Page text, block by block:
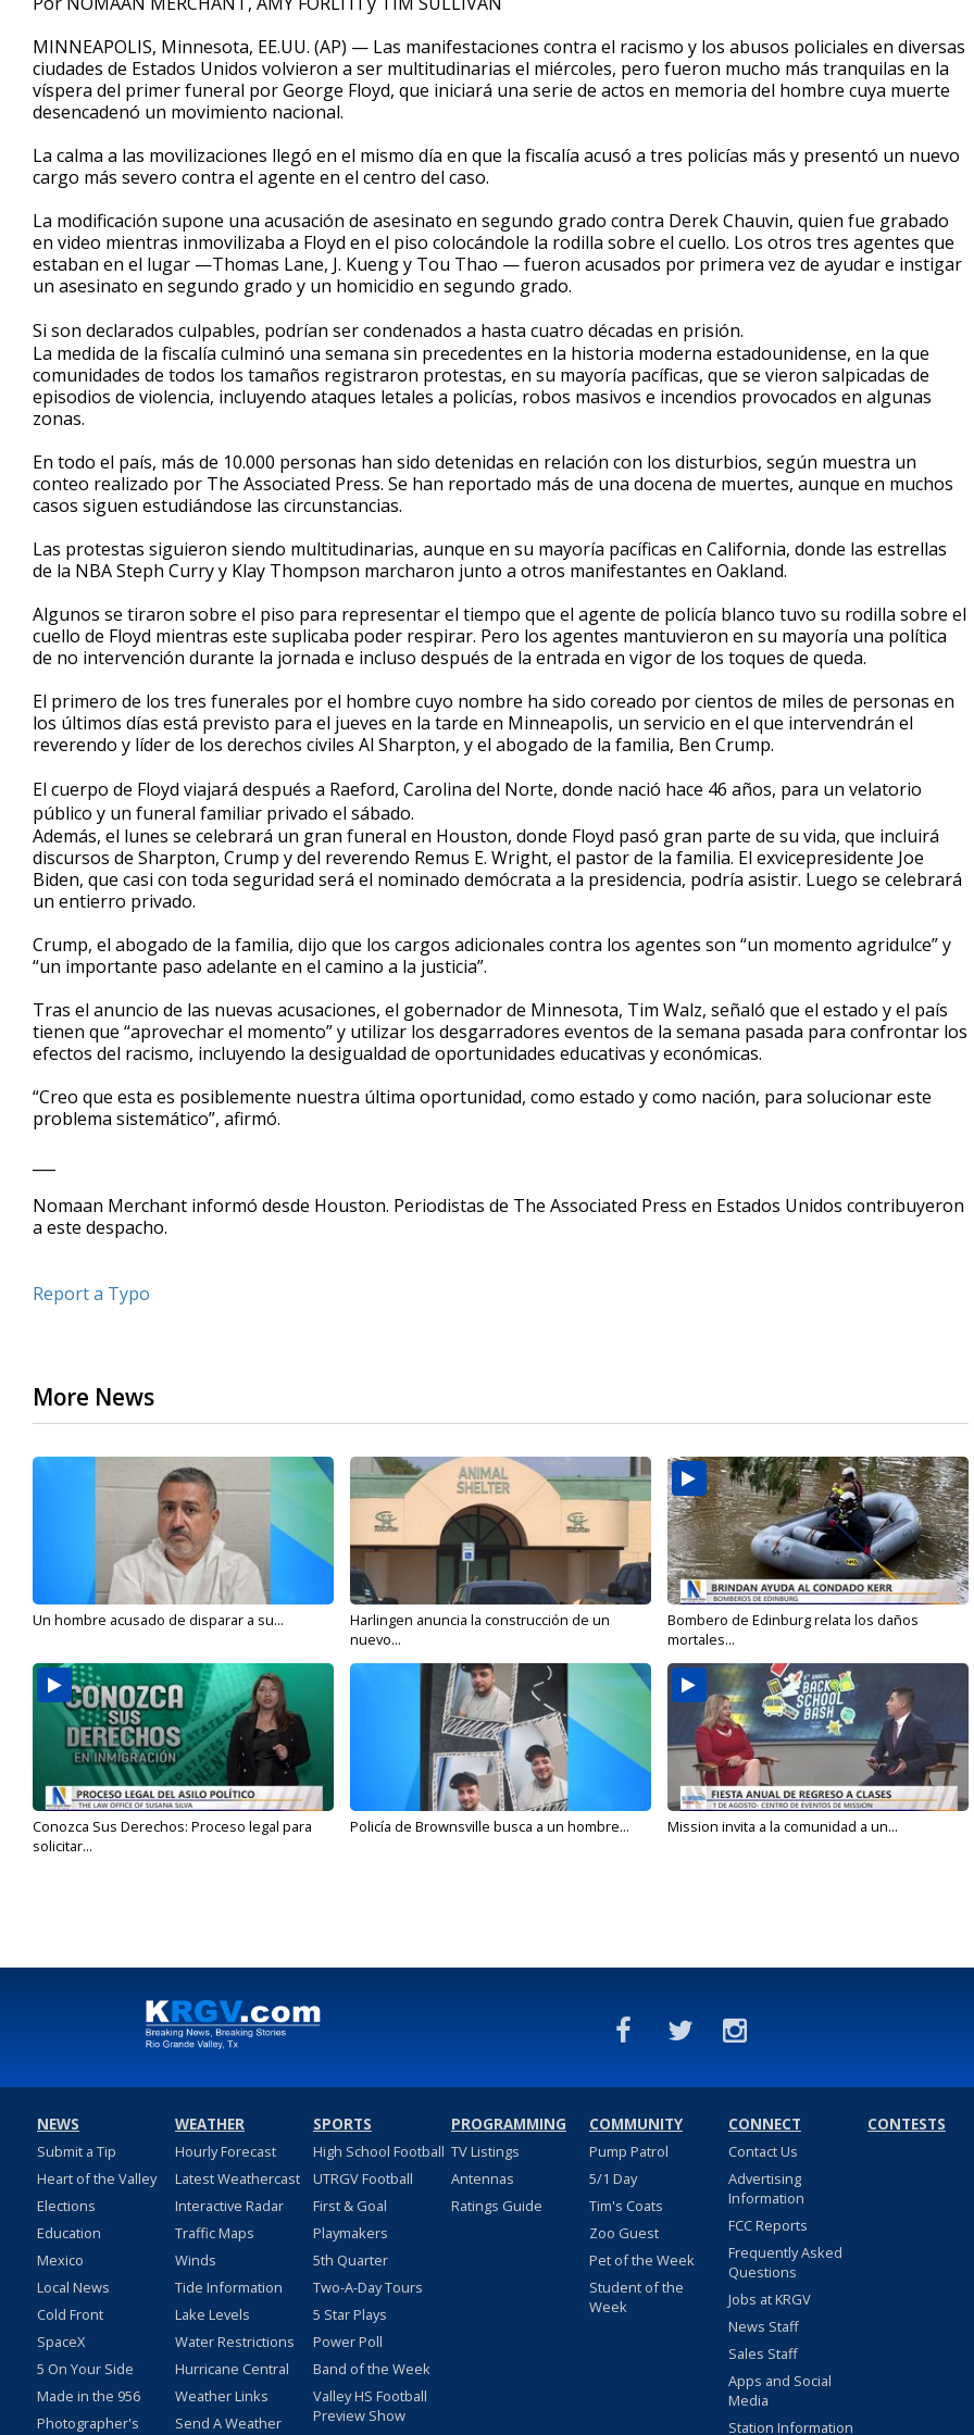
MINNEAPOLIS, Minnesota, EE.UU. (AP) — Las manifestaciones contra el racismo y los abusos policiales en diversas
ciudades de Estados Unidos volvieron a ser multitudinarias el miércoles, pero fueron mucho más tranquilas en la
víspera del primer funeral por George Floyd, que iniciará una serie de actos en memoria del hombre cuya muerte
desencadenó un movimiento nacional.
La calma a las movilizaciones llegó en el mismo día en que la fiscalía acusó a tres policías más y presentó un nuevo
cargo más severo contra el agente en el centro del caso.
La modificación supone una acusación de asesinato en segundo grado contra Derek Chauvin, quien fue grabado
en video mientras inmovilizaba a Floyd en el piso colocándole la rodilla sobre el cuello. Los otros tres agentes que
estaban en el lugar —Thomas Lane, J. Kueng y Tou Thao — fueron acusados por primera vez de ayudar e instigar
un asesinato en segundo grado y un homicidio en segundo grado.
Si son declarados culpables, podrían ser condenados a hasta cuatro décadas en prisión.
La medida de la fiscalía culminó una semana sin precedentes en la historia moderna estadounidense, en la que
comunidades de todos los tamaños registraron protestas, en su mayoría pacíficas, que se vieron salpicadas de
episodios de violencia, incluyendo ataques letales a policías, robos masivos e incendios provocados en algunas
zonas.
En todo el país, más de 10.000 personas han sido detenidas en relación con los disturbios, según muestra un
conteo realizado por The Associated Press. Se han reportado más de una docena de muertes, aunque en muchos
casos siguen estudiándose las circunstancias.
Las protestas siguieron siendo multitudinarias, aunque en su mayoría pacíficas en California, donde las estrellas
de la NBA Steph Curry y Klay Thompson marcharon junto a otros manifestantes en Oakland.
Algunos se tiraron sobre el piso para representar el tiempo que el agente de policía blanco tuvo su rodilla sobre el
cuello de Floyd mientras este suplicaba poder respirar. Pero los agentes mantuvieron en su mayoría una política
de no intervención durante la jornada e incluso después de la entrada en vigor de los toques de queda.
El primero de los tres funerales por el hombre cuyo nombre ha sido coreado por cientos de miles de personas en
los últimos días está previsto para el jueves en la tarde en Minneapolis, un servicio en el que intervendrán el
reverendo y líder de los derechos civiles Al Sharpton, y el abogado de la familia, Ben Crump.
El cuerpo de Floyd viajará después a Raeford, Carolina del Norte, donde nació hace 46 años, para un velatorio
público y un funeral familiar privado el sábado.
Además, el lunes se celebrará un gran funeral en Houston, donde Floyd pasó gran parte de su vida, que incluirá
discursos de Sharpton, Crump y del reverendo Remus E. Wright, el pastor de la familia. El exvicepresidente Joe
Biden, que casi con toda seguridad será el nominado demócrata a la presidencia, podría asistir. Luego se celebrará
un entierro privado.
Crump, el abogado de la familia, dijo que los cargos adicionales contra los agentes son “un momento agridulce” y
“un importante paso adelante en el camino a la justicia”.
Tras el anuncio de las nuevas acusaciones, el gobernador de Minnesota, Tim Walz, señaló que el estado y el país
tienen que “aprovechar el momento” y utilizar los desgarradores eventos de la semana pasada para confrontar los
efectos del racismo, incluyendo la desigualdad de oportunidades educativas y económicas.
“Creo que esta es posiblemente nuestra última oportunidad, como estado y como nación, para solucionar este
problema sistemático”, afirmó.
Nomaan Merchant informó desde Houston. Periodistas de The Associated Press en Estados Unidos contribuyeron
a este despacho.
Report a Typo
More News
Un hombre acusado de disparar a su...
Harlingen anuncia la construcción de un
nuevo...
Bombero de Edinburg relata los daños
mortales...
Conozca Sus Derechos: Proceso legal para
solicitar...
Policía de Brownsville busca a un hombre... Mission invita a la comunidad a un...
NEWS
Submit a Tip
Heart of the Valley
Elections
Education
Mexico
Local News
Cold Front
SpaceX
5 On Your Side
Made in the 956
Photographer's
WEATHER
Hourly Forecast
Latest Weathercast
Interactive Radar
Traffic Maps
Winds
Tide Information
Lake Levels
Water Restrictions
Hurricane Central
Weather Links
Send A Weather
SPORTS
High School Football
UTRGV Football
First & Goal
Playmakers
5th Quarter
Two-A-Day Tours
5 Star Plays
Power Poll
Band of the Week
Valley HS Football
Preview Show
PROGRAMMING
TV Listings
Antennas
Ratings Guide
COMMUNITY
Pump Patrol
5/1 Day
Tim's Coats
Zoo Guest
Pet of the Week
Student of the
Week
CONNECT
Contact Us
Advertising
Information
FCC Reports
Frequently Asked
Questions
Jobs at KRGV
News Staff
Sales Staff
Apps and Social
Media
Station Information
CONTESTS